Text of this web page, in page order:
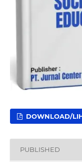
DOWNLOAD/
PUBLISHED